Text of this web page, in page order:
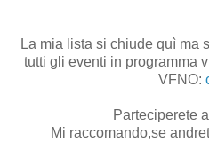
La mia lista si chiude quì ma
tutti gli eventi in programma
VFNO:
Parteciperete
Mi raccomando,se